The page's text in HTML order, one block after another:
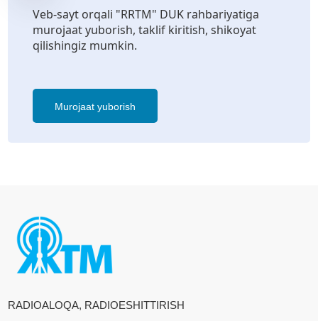
Veb-sayt orqali "RRTM" DUK rahbariyatiga
murojaat yuborish, taklif kiritish, shikoyat
qilishingiz mumkin.
Murojaat yuborish
RADIOALOQA, RADIOESHITTIRISH